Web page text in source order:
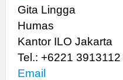
Gita Lingga
Humas
Kantor ILO Jakarta
Tel.: +6221
Email